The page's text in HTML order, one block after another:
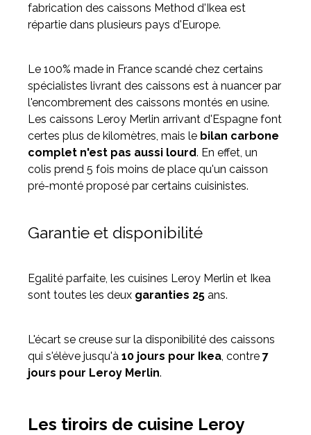
fabrication des caissons Method d'Ikea est
répartie dans plusieurs pays d'Europe.
Le 100% made in France scandé chez certains
spécialistes livrant des caissons est à nuancer par
l'encombrement des caissons montés en usine.
Les caissons Leroy Merlin arrivant d'Espagne font
certes plus de kilomètres, mais le bilan carbone
complet n'est pas aussi lourd. En effet, un
colis prend 5 fois moins de place qu'un caisson
pré-monté proposé par certains cuisinistes.
Garantie et disponibilité
Egalité parfaite, les cuisines Leroy Merlin et Ikea
sont toutes les deux garanties 25 ans.
L'écart se creuse sur la disponibilité des caissons
qui s'élève jusqu'à 10 jours pour Ikea, contre 7
jours pour Leroy Merlin.
Les tiroirs de cuisine Leroy